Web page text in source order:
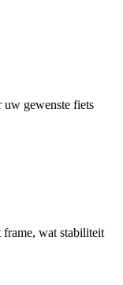
uw gewenste fiets
frame, wat stabiliteit